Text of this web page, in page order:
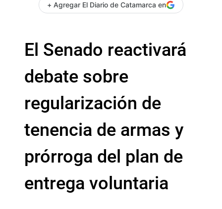
+ Agregar El Diario de Catamarca en
El Senado reactivará
debate sobre
regularización de
tenencia de armas y
prórroga del plan de
entrega voluntaria